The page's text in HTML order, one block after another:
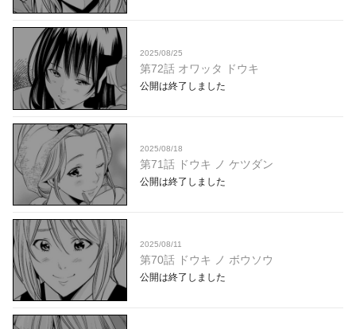
2025/08/25
第72話 オワッタ ドウキ
公開は終了しました
2025/08/18
第71話 ドウキ ノ ケツダン
公開は終了しました
2025/08/11
第70話 ドウキ ノ ボウソウ
公開は終了しました